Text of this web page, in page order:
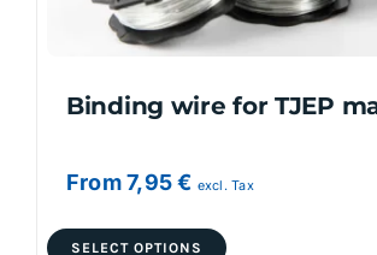
the
product
Binding wire for TJEP
From 7,95€ excl. Tax
SELECT OPTIONS